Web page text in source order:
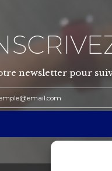
newsletter pour